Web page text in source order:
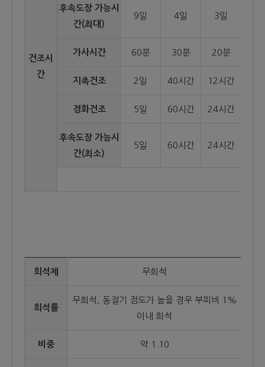
건조시
간
후속도장 가능시
간(최대)
9일 4일 3일
가사시간 60분 30분 20분
지촉건조 2일 40시간 12시간
경화건조 5일 60시간 24시간
후속도장 가능시
간(최소)
5일 60시간 24시간
희석제 무희석
희석률
무희석, 동절기 점도가 높을 경우 부피비 1%
이내 희석
비중 약 1.10